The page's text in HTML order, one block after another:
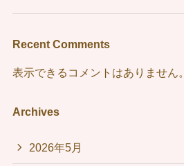
Recent Comments
表示できるコメントはありません。
Archives
2026年5月